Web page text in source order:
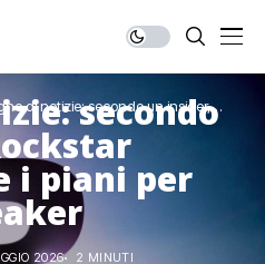
di notizie: secondo un insider,
cambierebbe i piani per smentire i
secondo
i piani per
2026 2 MINUTI